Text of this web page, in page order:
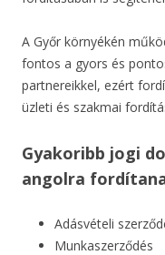
A Győr környékén
fontos a gyors és
partnereikkel, ezért
üzleti és szakmai
Gyakoribb jogi
angolra
Adásvételi
Munkaszerződés